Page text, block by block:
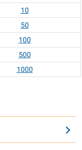
10
50
100
500
1000